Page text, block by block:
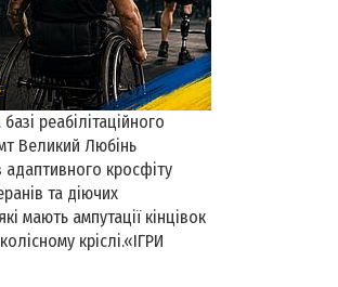
реабілітаційного
Великий Любінь
адаптивного кросфіту
та діючих
мають ампутації кінцівок
кріслі.«ІГРИ